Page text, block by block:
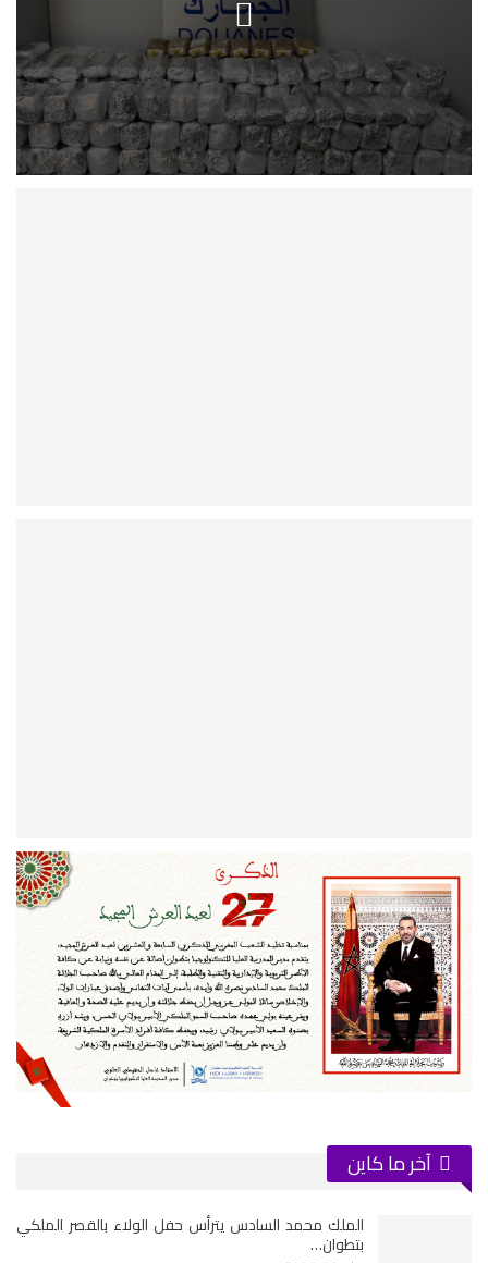
آخر ما كاين
الملك محمد السادس يترأس حفل الولاء بالقصر الملكي
بتطوان…